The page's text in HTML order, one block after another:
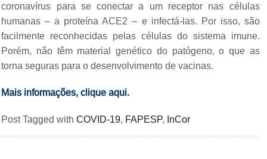
coronavírus para se conectar a um receptor nas células
humanas – a proteína ACE2 – e infectá-las. Por isso, são
facilmente reconhecidas pelas células do sistema imune.
Porém, não têm material genético do patógeno, o que as
torna seguras para o desenvolvimento de vacinas.
Mais informações,clique aqui.
Post Tagged withCOVID-19, FAPESP, InCor